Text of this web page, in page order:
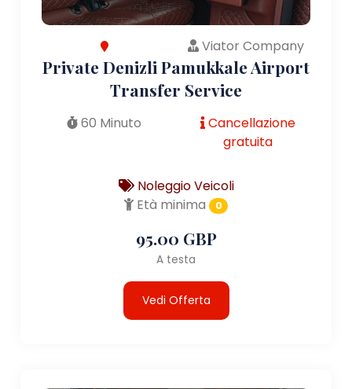
Viator Company
Private Denizli Pamukkale Airport
Transfer Service
60 Minuto
Cancellazione
gratuita
Noleggio Veicoli
Età minima
0
95.00 GBP
A testa
Vedi Offerta